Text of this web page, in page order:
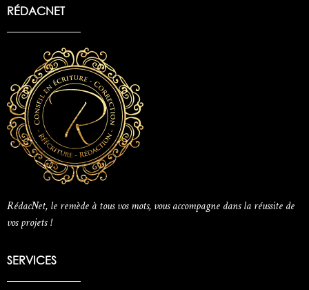
RÉDACNET
RédacNet, le remède à tous vos mots, vous accompagne dans la réussite de
vos projets !
SERVICES